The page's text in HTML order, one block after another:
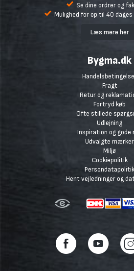
Se dine ordrer og
Mulighed for op til 40
Læs mere her
Bygma.dk
Fragt
Retur og
Fortryd køb
Ofte stillede
Udlejning
Inspiration og gode
Udvalgte mærker
Miljø
Cookiepolitik
Persondatapolitik
Hent vejledninger og